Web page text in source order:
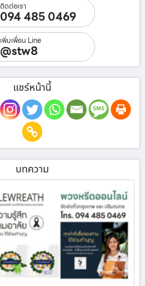
ติดต่อเรา
094 485 0469
เพิ่มเพื่อน Line
@stw8
แชร์หน้านี้
บทความ